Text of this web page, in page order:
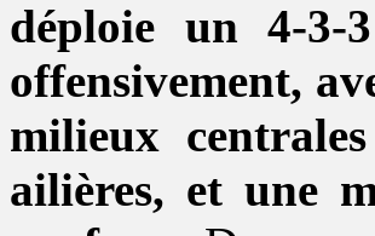
déploie un 4-3-
offensivement,
milieux
ailières, et une